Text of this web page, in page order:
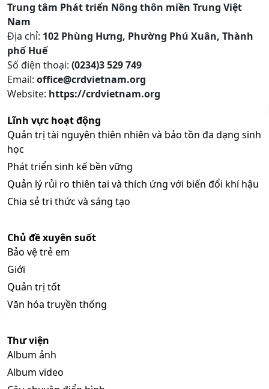
Trung tâm Phát triển Nông thôn miền Trung Việt
Nam
Địa chỉ: 102 Phùng Hưng, Phường Phú Xuân, Thành
phố Huế
Số điện thoại: (0234)3 529 749
Email: office@crdvietnam.org
Website: https://crdvietnam.org
Lĩnh vực hoạt động
Quản trị tài nguyên thiên nhiên và bảo tồn đa dạng sinh
học
Phát triển sinh kế bền vững
Quản lý rủi ro thiên tai và thích ứng với biến đổi khí hậu
Chia sẻ tri thức và sáng tạo
Chủ đề xuyên suốt
Bảo vệ trẻ em
Giới
Quản trị tốt
Văn hóa truyền thống
Thư viện
Album ảnh
Album video